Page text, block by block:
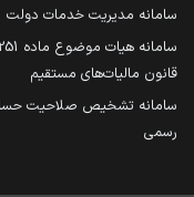
سامانه مدیریت خدمات دولت
قانون مالیات‌های مستقیم
سامانه تشخیص صلاحیت
رسمی